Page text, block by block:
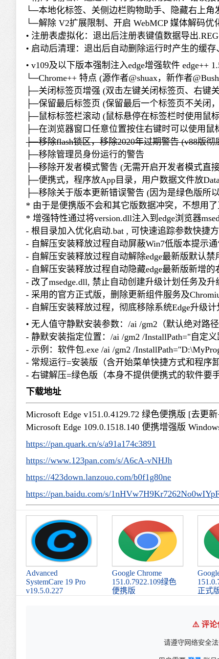
└─本地化标签、关侧边栏购物助手、隐藏右上角
└─解除 V2扩展限制、开启 WebMCP 媒体解码
• 注册表虚拟化：退出后注册表键值数据导出
• 启动后清理：退出后自动删除运行时产生的缓
• v109及以下版本强制注入edge增强软件 edge++
└─Chrome++ 特点 (源作者@shuax，新作者
├─关闭标签页增强 (双击左键关闭标签页、右键
├─保留最后标签页 (保留最后一个标签页不关闭
├─鼠标标签栏滚动 (鼠标悬停在标签栏时使用鼠
├─在浏览器窗口任意位置按住右键时可以使用鼠
├─移除flash锁区，移除2020年过期警告 (v88版彻
├─移除管理员身份运行的警告
├─移除开发者模式警告 (无需开启开发者模式直
├─便携式，程序放App目录，用户数据文件放
├─移除关于版本更新错误警告 (因为是绿色版所
* 由于是便携版不会和其它版数据冲突，不想用
* 增强特性通过将version.dll注入到edge浏览器
- 根目录加入优化启动.bat , 可快速追踪参数快捷
- 自解压安装释放过程自动屏蔽Win7低版本提示
- 自解压安装释放过程自动解除edge最新版默认禁
- 自解压安装释放过程自动隐藏edge最新版新增的
- 改了msedge.dll, 禁止自动创建升级计划任务及
- 采用的官方正式版，删除更新组件服务及
- 自解压安装释放过程，彻底移除系统Edge升级
• 无人值守静默安装参数：/ai /gm2（默认绝对路
- 静默安装指定位置：/ai /gm2 /InstallPath="自定
- 示例：软件包.exe /ai /gm2 /
- 常规运行=安装版（含开始菜单快捷方式和程序
- 右键解压=绿色版（本身不提供便携式的软件要
下载地址
Microsoft Edge v151.0.4129.72 绿色便携版 [去更
Microsoft Edge 109.0.1518.140 便携增强版
https://pan.quark.cn/s/a91a174c3891
https://www.123pan.com/s/A6cA-vNHJh
https://423down.lanzouo.com/b0f1g80ne
https://pan.baidu.com/s/
Advanced
SystemCare 19 Pro
v19.5.0.227
Google Chrome
151.0.7922.109绿色
便携版
正式
⚠️ 评论
请遵守网络安全